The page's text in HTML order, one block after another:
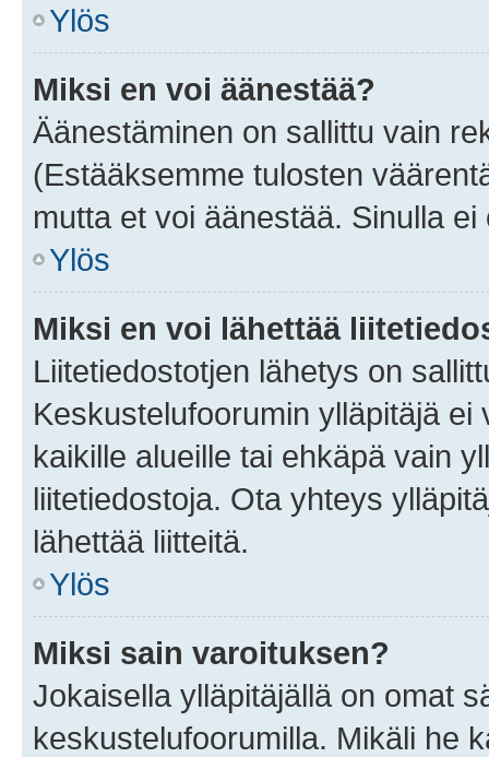
Ylös
Miksi en voi äänestää?
Äänestäminen on sallittu vain
(Estääksemme tulosten
mutta et voi äänestää. Sinulla
Ylös
Miksi en voi lähettää
Liitetiedostotjen lähetys on
Keskustelufoorumin ylläpitäjä
kaikille alueille tai ehkäpä vain
liitetiedostoja. Ota yhteys
lähettää liitteitä.
Ylös
Miksi sain varoituksen?
Jokaisella ylläpitäjällä on omat
keskustelufoorumilla. Mikäli he